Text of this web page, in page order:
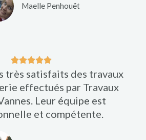
Maelle Penhouët
N
o
t
é
5
très satisfaits des travaux
effectués par Travaux
Leur équipe est
et compétente.